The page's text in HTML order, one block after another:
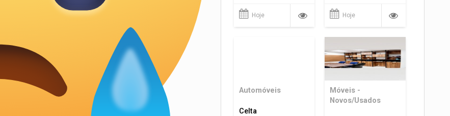
Hoje Hoje
Automóveis
Celta
Móveis -
Novos/Usados